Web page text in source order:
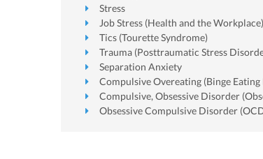
Stress
Job Stress (Health and the Workplace)
Tics (Tourette Syndrome)
Trauma (Posttraumatic Stress
Separation Anxiety
Compulsive Overeating (Binge
Compulsive, Obsessive Disorder
Obsessive Compulsive Disorder